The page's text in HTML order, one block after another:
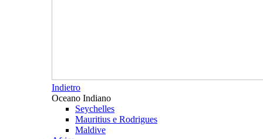
Indietro
Oceano Indiano
Seychelles
Mauritius e Rodrigues
Maldive